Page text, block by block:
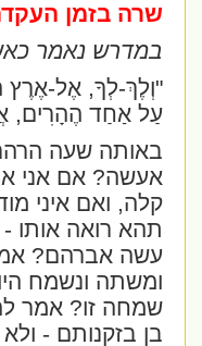
שרה בזמן העקדה
במדרש נאמר
"וְלֶךְ-לְךָ, אֶל-אֶרֶץ
עַל אַחַד הֶהָרִים,
באותה שעה
אעשה? אם אני
קלה, ואם איני
תהא רואה אותו
עשה אברהם?
ומשתה ונשמח
שמחה זו? אמר
בן בזקנותם -